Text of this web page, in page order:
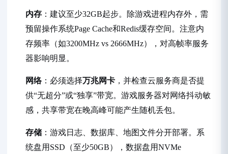
内存 ：建议至少32GB起步。除游戏进程内存外，需
预留操作系统Page Cache和Redis缓存空间。注意内
存频率（如3200MHz vs 2666MHz），对高帧率服务
器影响明显。
网络：必须选择万兆网卡 ，并检查云服务商是否提
供“无超分”或“独享”带宽。游戏服务器对网络抖动敏
感，共享带宽在晚高峰可能产生随机丢包。
存储 ：游戏日志、数据库、地图文件分开部署。系
统盘用SSD（至少50GB），数据盘用NVMe